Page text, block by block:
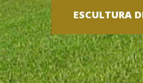
ESCULTURA